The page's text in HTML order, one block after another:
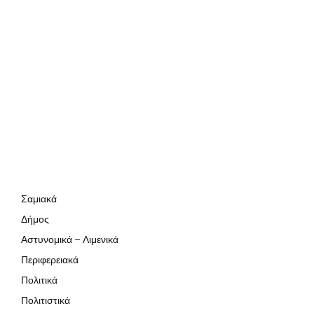
Σαμιακά
Δήμος
Αστυνομικά – Λιμενικά
Περιφερειακά
Πολιτικά
Πολιτιστικά